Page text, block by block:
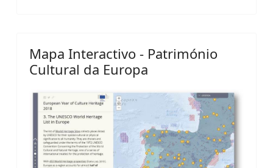
Mapa Interactivo - Património
Cultural da Europa